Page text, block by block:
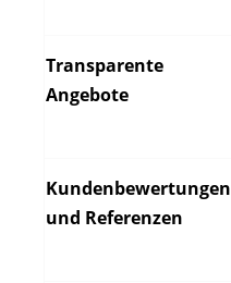
Transparente
Angebote
Kundenbewertungen
und Referenzen